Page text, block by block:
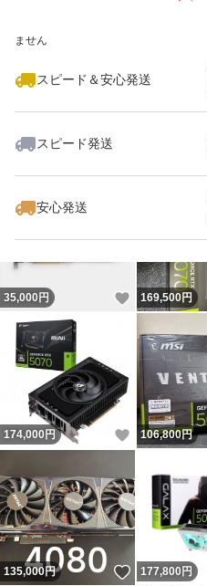
ません
スピード＆安心発送
スピード発送
安心発送
35,000 円 いいね！
169,500円
174,000 円 いいね！
106,800円
135,000円 いいね！
177,800 円